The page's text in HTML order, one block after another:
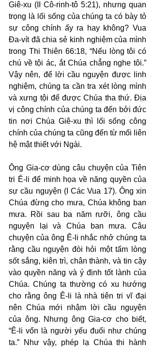
Giê-xu (II Cô-rinh-tô 5:21), nhưng quan
trọng là lối sống của chúng ta có bày tỏ
sự công chính ấy ra hay không? Vua
Đa-vít đã chia sẻ kinh nghiệm của mình
trong Thi Thiên 66:18, “Nếu lòng tôi có
chú về tội ác, ắt Chúa chẳng nghe tôi.”
Vậy nên, để lời cầu nguyện được linh
nghiệm, chúng ta cần tra xét lòng mình
và xưng tội để được Chúa tha thứ. Địa
vị công chính của chúng ta đến bởi đức
tin nơi Chúa Giê-xu thì lối sống công
chính của chúng ta cũng đến từ mối liên
hệ mật thiết với Ngài.
Ông Gia-cơ dùng câu chuyện của Tiên
tri Ê-li để minh họa về năng quyền của
sự cầu nguyện (I Các Vua 17). Ông xin
Chúa đừng cho mưa, Chúa không ban
mưa. Rồi sau ba năm rưỡi, ông cầu
nguyện lại và Chúa ban mưa. Câu
chuyện của ông Ê-li nhắc nhở chúng ta
rằng cầu nguyện đòi hỏi một tấm lòng
sốt sắng, kiên trì, chân thành, và tin cậy
vào quyền năng và ý định tốt lành của
Chúa. Chúng ta thường có xu hướng
cho rằng ông Ê-li là nhà tiên tri vĩ đại
nên Chúa mới nhậm lời cầu nguyện
của ông. Nhưng ông Gia-cơ cho biết,
“Ê-li vốn là người yếu đuối như chúng
ta.” Như vậy, phép lạ Chúa thi hành